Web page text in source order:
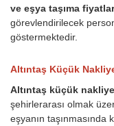
ve eşya taşıma
görevlendirilecek
göstermektedir.
Altıntaş Küçük
Altıntaş küçük nakliye
şehirlerarası olmak
eşyanın taşınmasında